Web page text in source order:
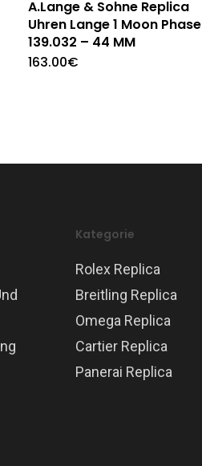
A.Lange & Sohne Replica
Uhren Lange 1 Moon Phase
139.032 – 44 MM
163.00€
Kategorie
Rolex Replica
Breitling Replica
Omega Replica
Cartier Replica
Panerai Replica